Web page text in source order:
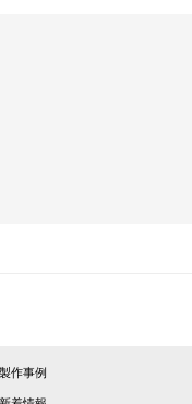
製作事例